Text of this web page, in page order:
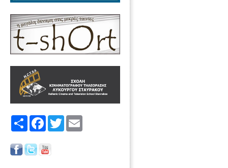
Share FacebookTwitter